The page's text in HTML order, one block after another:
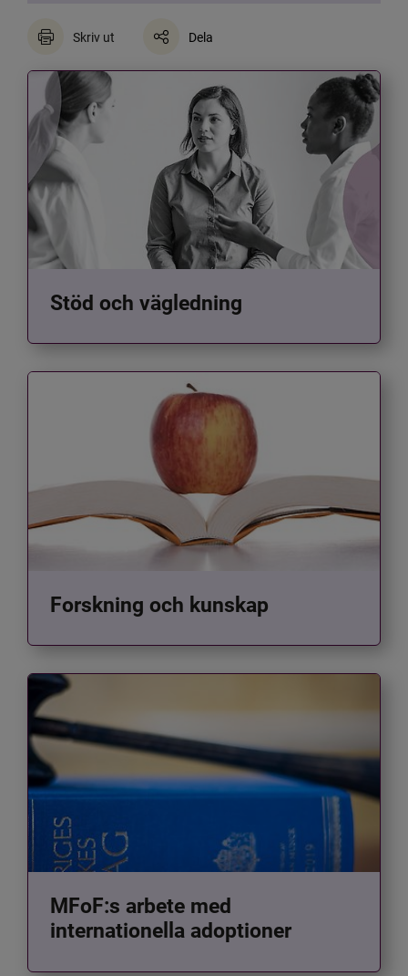
Skriv ut Dela
Stöd och vägledning
Forskning och kunskap
MFoF:s arbete med
internationella adoptioner